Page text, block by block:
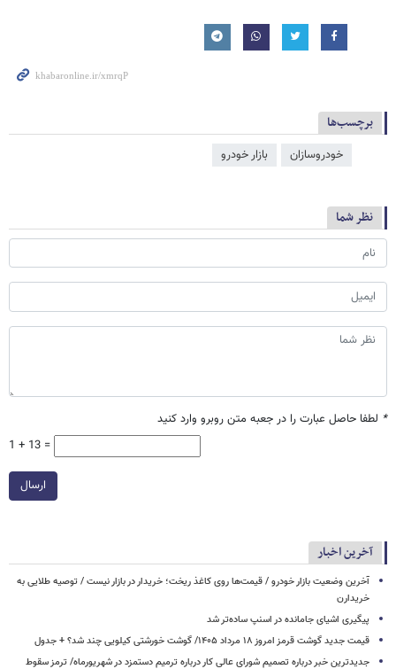
برچسب‌ها
خودروسازان بازار خودرو
نظر شما
* لطفا حاصل عبارت را در جعبه متن روبرو وارد کنید
1 + 13 =
ارسال
آخرین اخبار
آخرین وضعیت بازار خودرو / قیمت‌ها روی کاغذ ریخت؛ خریدار در بازار نیست / توصیه طلایی به
خریدارن
پیگیری اشیای جامانده در اسنپ ساده‌تر شد
قیمت جدید گوشت قرمز امروز ۱۸ مرداد ۱۴۰۵/ گوشت خورشتی کیلویی چند شد؟ + جدول
جدیدترین خبر درباره تصمیم شورای عالی کار درباره ترمیم دستمزد در شهریورماه/ ترمز سقوط